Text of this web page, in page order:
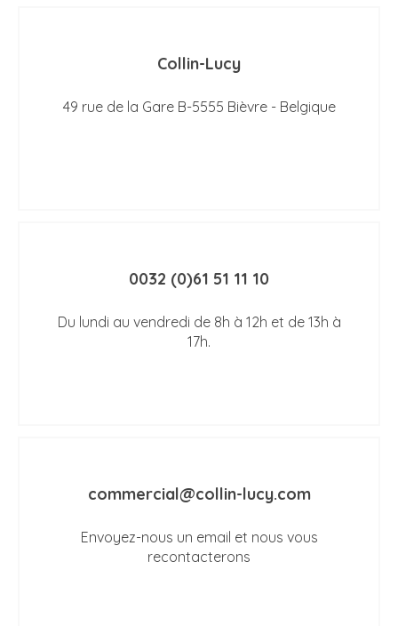
Collin-Lucy
49 rue de la Gare B-5555 Bièvre - Belgique
0032 (0)61 51 11 10
Du lundi au vendredi de 8h à 12h et de 13h à
17h.
commercial@collin-lucy.com
Envoyez-nous un email et nous vous
recontacterons